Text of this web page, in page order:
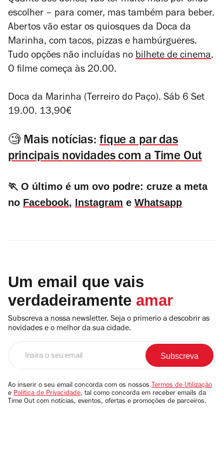
escolher – para comer, mas também para beber.
Abertos vão estar os quiosques da Doca da
Marinha, com tacos, pizzas e hambúrgueres.
Tudo opções não incluídas no bilhete de cinema.
O filme começa às 20.00.
Doca da Marinha (Terreiro do Paço). Sáb 6 Set
19.00. 13,90€
🧐 Mais notícias: fique a par das
principais novidades com a Time Out
🏃 O último é um ovo podre: cruze a meta
no Facebook, Instagram e Whatsapp
Um email que vais
verdadeiramente amar
Subscreva a nossa newsletter. Seja o primerio a descobrir as
novidades e o melhor da sua cidade.
email
Ao inserir o seu email concorda com os nossos Termos de Utilização
e Política de Privacidade, tal como concorda em receber emails da
Time Out com notícias, eventos, ofertas e promoções de parceiros.